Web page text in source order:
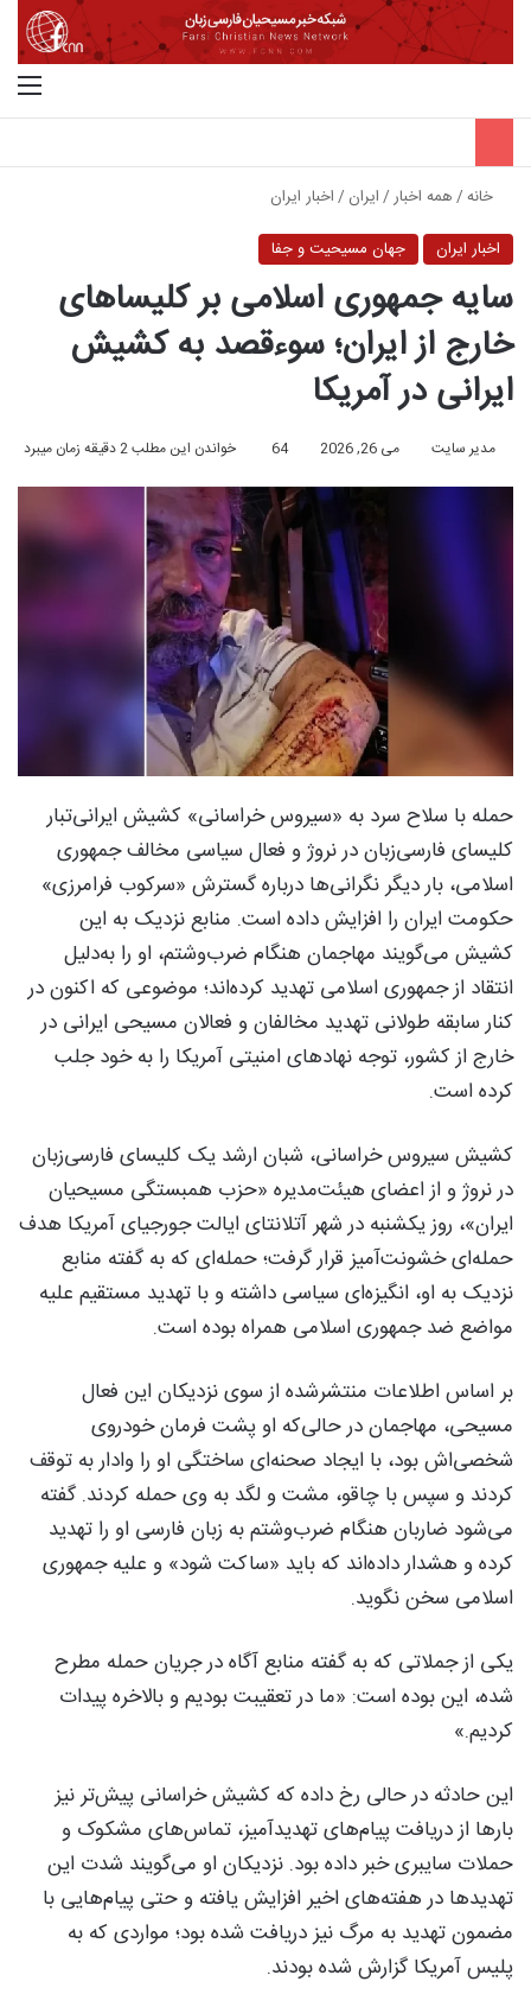
خانه/همه اخبار/ایران /اخبار ایران
اخبار ایران
جهان مسیحیت و جفا
سایه جمهوری اسلامی بر کلیساهای
خارج از ایران؛ سوءقصد به کشیش
ایرانی در آمریکا
مدیر سایت می 26, 2026 64 خواندن این مطلب 2 دقیقه زمان میبرد
حمله با سلاح سرد به «سیروس خراسانی» کشیش ایرانی‌تبار
کلیسای فارسی‌زبان در نروژ و فعال سیاسی مخالف جمهوری
اسلامی، بار دیگر نگرانی‌ها درباره گسترش «سرکوب فرامرزی»
حکومت ایران را افزایش داده است. منابع نزدیک به این
کشیش می‌گویند مهاجمان هنگام ضرب‌وشتم، او را به‌دلیل
انتقاد از جمهوری اسلامی تهدید کرده‌اند؛ موضوعی که اکنون در
کنار سابقه طولانی تهدید مخالفان و فعالان مسیحی ایرانی در
خارج از کشور، توجه نهادهای امنیتی آمریکا را به خود جلب
کرده است.
کشیش سیروس خراسانی، شبان ارشد یک کلیسای فارسی‌زبان
در نروژ و از اعضای هیئت‌مدیره «حزب همبستگی مسیحیان
ایران»، روز یکشنبه در شهر آتلانتای ایالت جورجیای آمریکا هدف
حمله‌ای خشونت‌آمیز قرار گرفت؛ حمله‌ای که به گفته منابع
نزدیک به او، انگیزه‌ای سیاسی داشته و با تهدید مستقیم علیه
مواضع ضد جمهوری اسلامی همراه بوده است.
بر اساس اطلاعات منتشرشده از سوی نزدیکان این فعال
مسیحی، مهاجمان در حالی‌که او پشت فرمان خودروی
شخصی‌اش بود، با ایجاد صحنه‌ای ساختگی او را وادار به توقف
کردند و سپس با چاقو، مشت و لگد به وی حمله کردند. گفته
می‌شود ضاربان هنگام ضرب‌وشتم به زبان فارسی او را تهدید
کرده و هشدار داده‌اند که باید «ساکت شود» و علیه جمهوری
اسلامی سخن نگوید.
یکی از جملاتی که به گفته منابع آگاه در جریان حمله مطرح
شده، این بوده است: «ما در تعقیبت بودیم و بالاخره پیدات
کردیم.»
این حادثه در حالی رخ داده که کشیش خراسانی پیش‌تر نیز
بارها از دریافت پیام‌های تهدیدآمیز، تماس‌های مشکوک و
حملات سایبری خبر داده بود. نزدیکان او می‌گویند شدت این
تهدیدها در هفته‌های اخیر افزایش یافته و حتی پیام‌هایی با
مضمون تهدید به مرگ نیز دریافت شده بود؛ مواردی که به
پلیس آمریکا گزارش شده بودند.